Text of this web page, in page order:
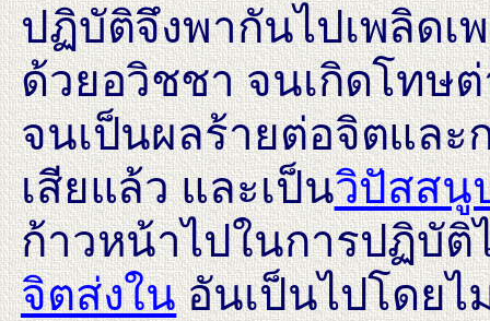
ปฏิบัติจึงพากันไปเพลิดเ
ด้วยอวิชชา จนเกิดโทษ
จนเป็นผลร้ายต่อจิตและ
เสียแล้ว และเป็นวิปัสสนู
ก้าวหน้าไปในการปฏิบั
จิตส่งในอันเป็นไปโดยไ